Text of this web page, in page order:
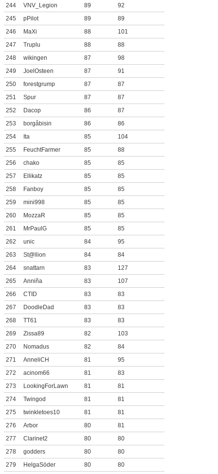
244
VNV_Legion 89
92
245
pPilot 89
89
246
MaXi 88
101
247
Truplu 88
88
248
wikingen 87
98
249
JoelOsteen 87
91
250
forestgrump 87
87
251
Spur 87
87
252
Dacop 86
87
253
borgåbisin 86
86
254
Ita 85
104
255
FeuchtFarmer 85
88
256
chako 85
85
257
Ellikatz 85
85
258
Fanboy 85
85
259
mini998 85
85
260
MozzaR 85
85
261
MrPaulG 85
85
262
unic 84
95
263
St@llion 84
84
264
snattarn 83
127
265
Anniña 83
107
266
CTID 83
83
267
DoodleDad 83
83
268
TT61 83
83
269
Zissa89 82
103
270
Nomadus 82
84
271
AnneliCH 81
95
272
acinom66 81
83
273
LookingForLawn 81
81
274
Twingod 81
81
275
twinkletoes10 81
81
276
Arbor 80
81
277
Clarinet2 80
80
278
godders 80
80
279
HelgaSöder 80
80